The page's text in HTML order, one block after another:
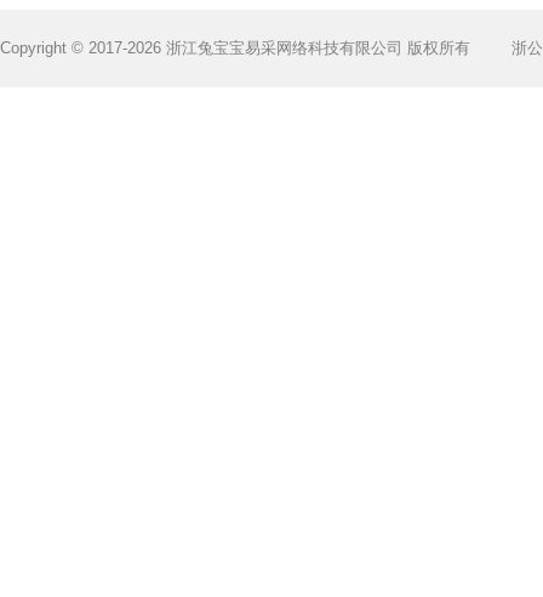
Copyright © 2017-2026 浙江兔宝宝易采网络科技有限公司 版权所有 浙